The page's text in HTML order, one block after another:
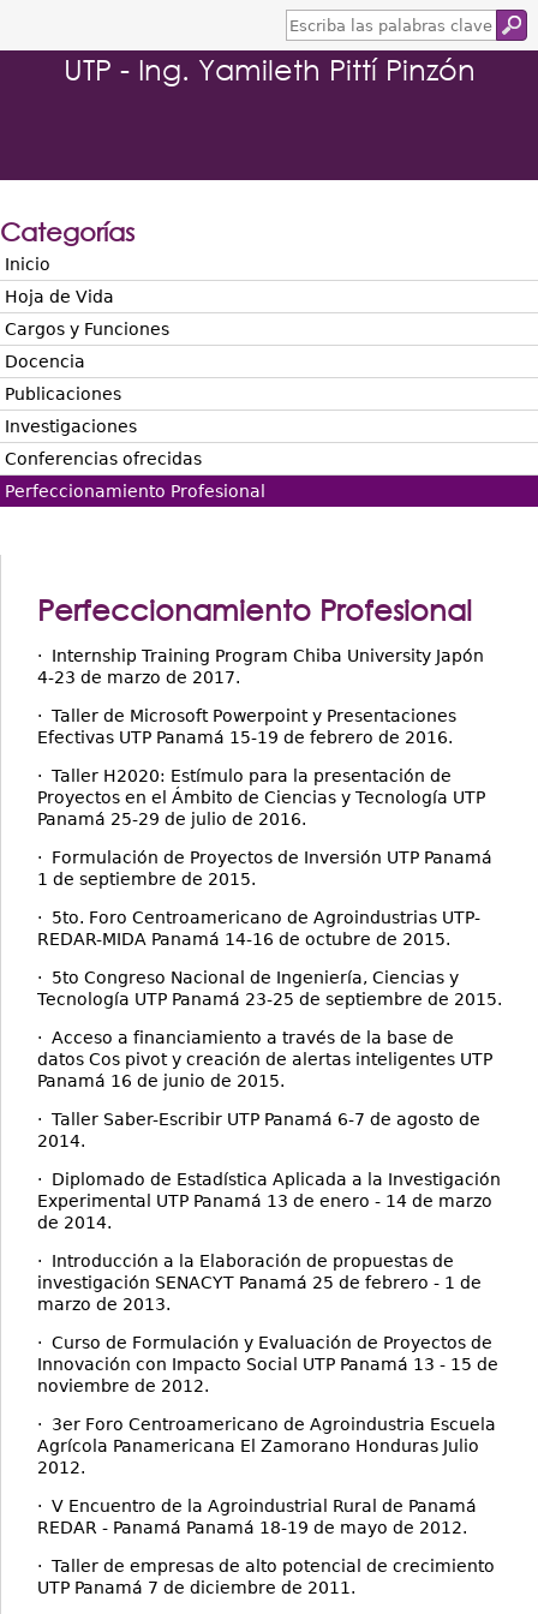
E
s
c
r
l
r
c
v
UTP - Ing. Yamileth Pittí Pinzón
Categorías
Inicio
Hoja de Vida
Cargos y Funciones
Docencia
Publicaciones
Investigaciones
Conferencias ofrecidas
Perfeccionamiento Profesional
Perfeccionamiento Profesional
· Internship Training Program Chiba University Japón
4-23 de marzo de 2017.
· Taller de Microsoft Powerpoint y Presentaciones
Efectivas UTP Panamá 15-19 de febrero de 2016.
· Taller H2020: Estímulo para la presentación de
Proyectos en el Ámbito de Ciencias y Tecnología UTP
Panamá 25-29 de julio de 2016.
· Formulación de Proyectos de Inversión UTP Panamá
1 de septiembre de 2015.
· 5to. Foro Centroamericano de Agroindustrias UTP-
REDAR-MIDA Panamá 14-16 de octubre de 2015.
· 5to Congreso Nacional de Ingeniería, Ciencias y
Tecnología UTP Panamá 23-25 de septiembre de 2015.
· Acceso a financiamiento a través de la base de
datos Cos pivot y creación de alertas inteligentes UTP
Panamá 16 de junio de 2015.
· Taller Saber-Escribir UTP Panamá 6-7 de agosto de
2014.
· Diplomado de Estadística Aplicada a la Investigación
Experimental UTP Panamá 13 de enero - 14 de marzo
de 2014.
· Introducción a la Elaboración de propuestas de
investigación SENACYT Panamá 25 de febrero - 1 de
marzo de 2013.
· Curso de Formulación y Evaluación de Proyectos de
Innovación con Impacto Social UTP Panamá 13 - 15 de
noviembre de 2012.
· 3er Foro Centroamericano de Agroindustria Escuela
Agrícola Panamericana El Zamorano Honduras Julio
2012.
· V Encuentro de la Agroindustrial Rural de Panamá
REDAR - Panamá Panamá 18-19 de mayo de 2012.
· Taller de empresas de alto potencial de crecimiento
UTP Panamá 7 de diciembre de 2011.